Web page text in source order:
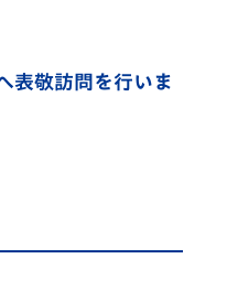
表敬訪問を行いま